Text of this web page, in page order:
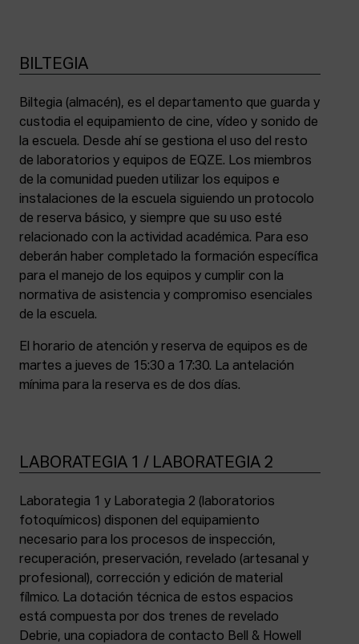
BILTEGIA
Biltegia (almacén), es el departamento que guarda y
custodia el equipamiento de cine, vídeo y sonido de
la escuela. Desde ahí se gestiona el uso del resto
de laboratorios y equipos de EQZE. Los miembros
de la comunidad pueden utilizar los equipos e
instalaciones de la escuela siguiendo un protocolo
de reserva básico, y siempre que su uso esté
relacionado con la actividad académica. Para eso
deberán haber completado la formación específica
para el manejo de los equipos y cumplir con la
normativa de asistencia y compromiso esenciales
de la escuela.
El horario de atención y reserva de equipos es de
martes a jueves de 15:30 a 17:30. La antelación
mínima para la reserva es de dos días.
LABORATEGIA 1 / LABORATEGIA 2
Laborategia 1 y Laborategia 2 (laboratorios
fotoquímicos) disponen del equipamiento
necesario para los procesos de inspección,
recuperación, preservación, revelado (artesanal y
profesional), corrección y edición de material
fílmico. La dotación técnica de estos espacios
está compuesta por dos trenes de revelado
Debrie, una copiadora de contacto Bell & Howell